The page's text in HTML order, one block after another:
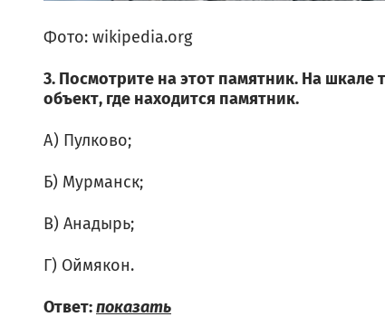
Фото: wikipedia.org
3. Посмотрите на этот памятник. На шкале
объект, где находится памятник.
А) Пулково;
Б) Мурманск;
В) Анадырь;
Г) Оймякон.
Ответ: показать